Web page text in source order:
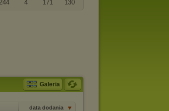
130
171
4
Galeria
data dodania